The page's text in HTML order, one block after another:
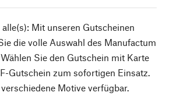
Mit unseren Gutscheinen
die volle Auswahl des Manufactum
Sie den Gutschein mit Karte
Gutschein zum sofortigen Einsatz.
verschiedene Motive verfügbar.